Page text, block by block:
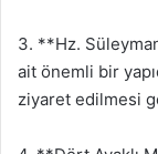
3. **Hz.
ait önemli bir
ziyaret edilmesi